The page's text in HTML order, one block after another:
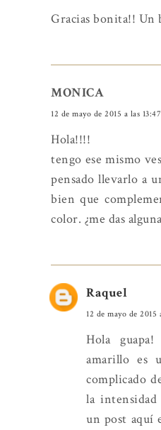
Gracias bonita!! Un
MONICA
12 de mayo de 2015 a las 13:47
Hola!!!!
tengo ese mismo
pensado llevarlo a
bien que
color. ¿me das
Raquel
12 de mayo de 2015
Hola
amarillo es
complicado
la intensidad
un post aquí